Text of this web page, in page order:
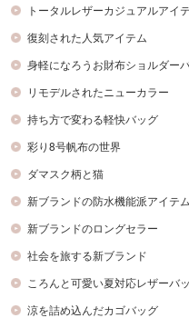
トータルレザーカジュアルアイ
復刻された人気アイテム
身軽になろうお財布ショルダー
リモデルされたニューカラー
持ち方で変わる軽快バッグ
彩り8号帆布の世界
ダマスク柄と猫
新ブランドの防水機能派アイテム
新ブランドのロングセラー
社会を旅する新ブランド
ころんと可愛い夏対応レザーバ
涼を詰め込んだカゴバッグ